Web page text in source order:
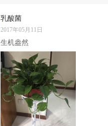
乳酸菌
2017年05月11日
生机盎然